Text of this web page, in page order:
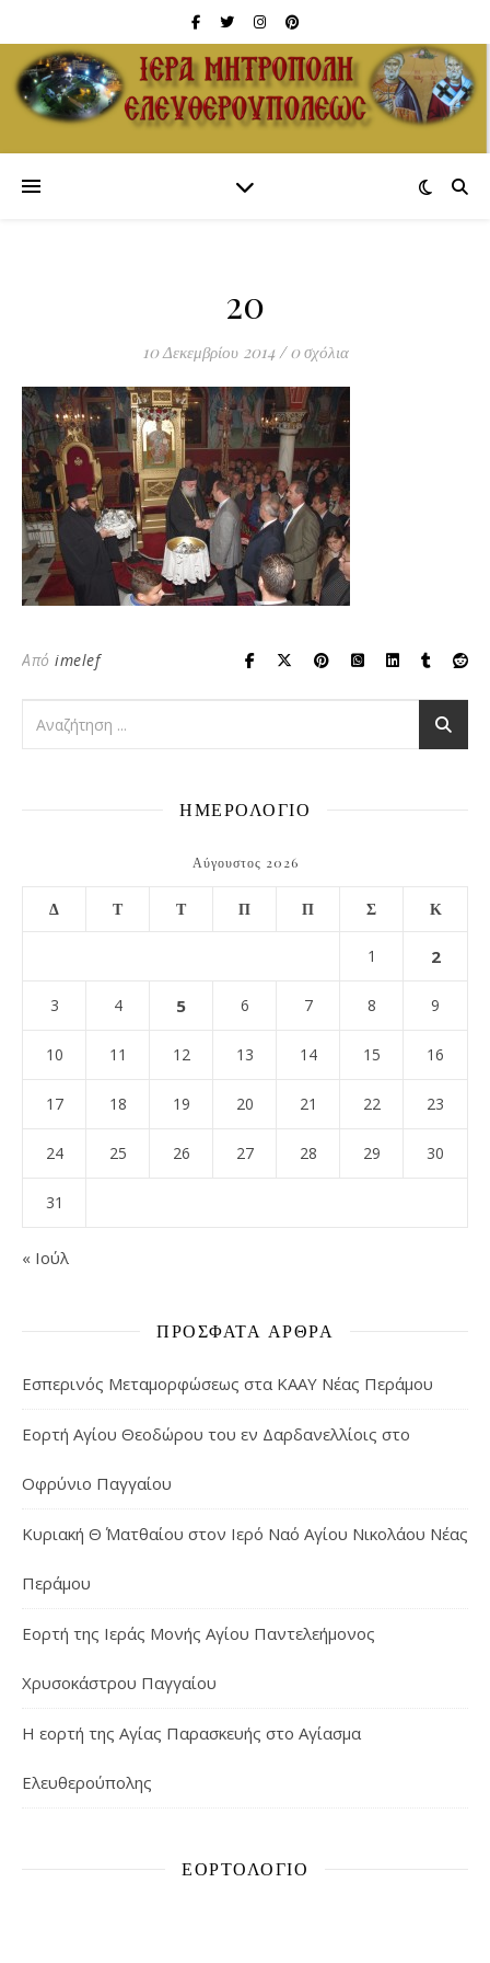
20
10 Δεκεμβρίου 2014 / 0 σχόλια
Από imelef
ΗΜΕΡΟΛΟΓΙΟ
Αύγουστος 2026
Δ Τ Τ Π Π Σ Κ
1 2
3 4 5 6 7 8 9
10 11 12 13 14 15 16
17 18 19 20 21 22 23
24 25 26 27 28 29 30
31
« Ιούλ
ΠΡΌΣΦΑΤΑ ΆΡΘΡΑ
Εσπερινός Μεταμορφώσεως στα ΚΑΑΥ Νέας Περάμου
Εορτή Αγίου Θεοδώρου του εν Δαρδανελλίοις στο
Οφρύνιο Παγγαίου
Κυριακή Θ΄ Ματθαίου στον Ιερό Ναό Αγίου Νικολάου Νέας
Περάμου
Εορτή της Ιεράς Μονής Αγίου Παντελεήμονος
Χρυσοκάστρου Παγγαίου
Η εορτή της Αγίας Παρασκευής στο Αγίασμα
Ελευθερούπολης
ΕΟΡΤΟΛΌΓΙΟ